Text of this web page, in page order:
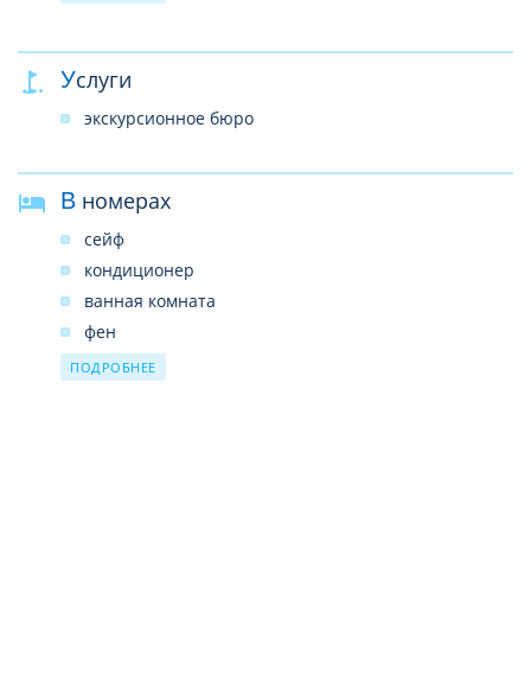
Услуги
экскурсионное бюро
В номерах
сейф
кондиционер
ванная комната
фен
телефон
ПОДРОБНЕЕ